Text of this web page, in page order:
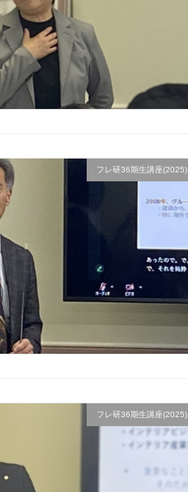
フレ研36期生講座(2025)
フレ研36期生講座(2025)